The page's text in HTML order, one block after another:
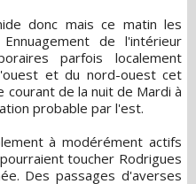
donc mais ce matin les
de l'intérieur
parfois localement
et du nord-ouest cet
courant de la nuit de Mardi à
probable par l'est.
à modérément actifs
toucher Rodrigues
Des passages d'averses